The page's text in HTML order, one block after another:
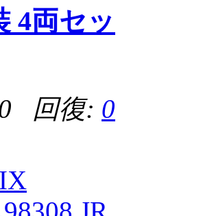
4両セッ
回復: 0